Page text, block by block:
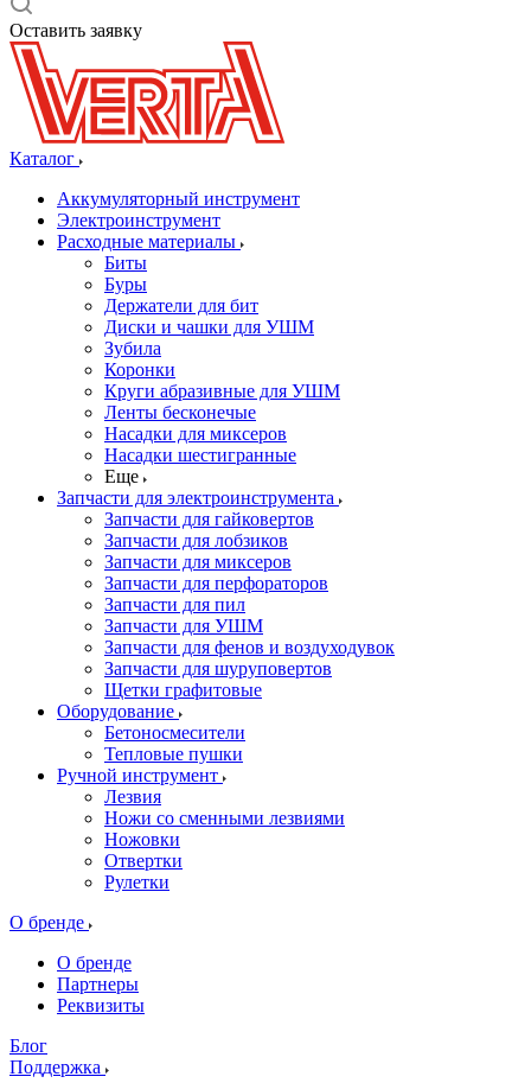
Оставить заявку
Каталог
Аккумуляторный инструмент
Электроинструмент
Расходные материалы
Биты
Буры
Держатели для бит
Диски и чашки для УШМ
Зубила
Коронки
Круги абразивные для УШМ
Ленты бесконечые
Насадки для миксеров
Насадки шестигранные
Еще
Запчасти для электроинструмента
Запчасти для гайковертов
Запчасти для лобзиков
Запчасти для миксеров
Запчасти для перфораторов
Запчасти для пил
Запчасти для УШМ
Запчасти для фенов и воздуходувок
Запчасти для шуруповертов
Щетки графитовые
Оборудование
Бетоносмесители
Тепловые пушки
Ручной инструмент
Лезвия
Ножи со сменными лезвиями
Ножовки
Отвертки
Рулетки
О бренде
О бренде
Партнеры
Реквизиты
Блог
Поддержка